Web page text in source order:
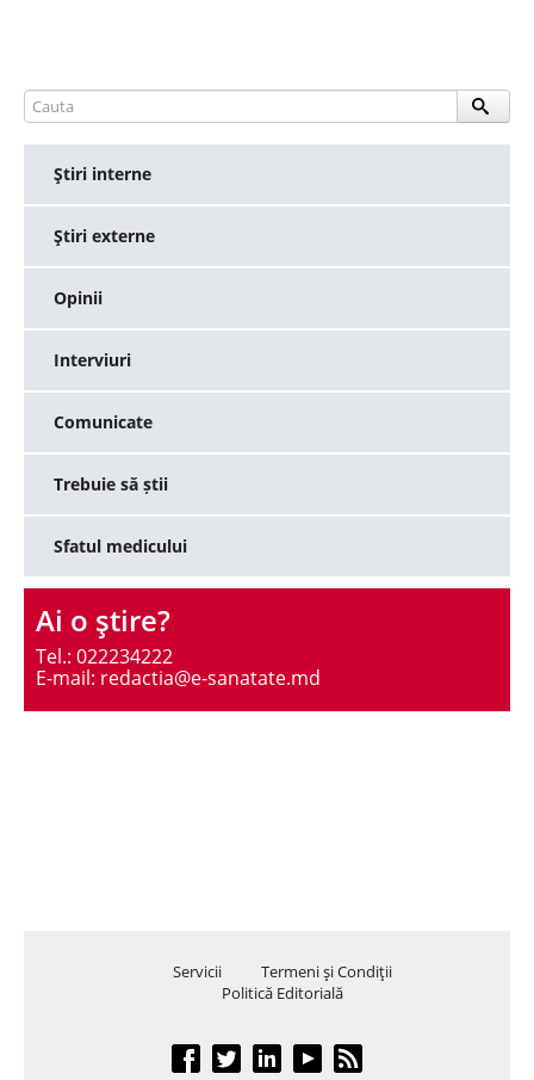
Ştiri interne
Ştiri externe
Opinii
Interviuri
Comunicate
Trebuie să știi
Sfatul medicului
Ai o ştire?
Tel.: 022234222
E-mail: redactia@e-sanatate.md
Servicii
Termeni şi Condiţii
Politică Editorială